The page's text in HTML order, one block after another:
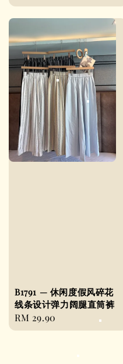
price
B1791 — 休闲度假风碎花
线条设计弹力阔腿直筒裤
Regular
price
RM 29.90